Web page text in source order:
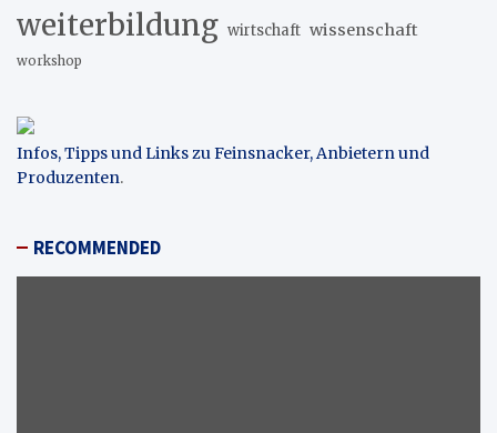
weiterbildung wirtschaft wissenschaft
workshop
Infos, Tipps und Links zu Feinsnacker, Anbietern und
Produzenten.
RECOMMENDED